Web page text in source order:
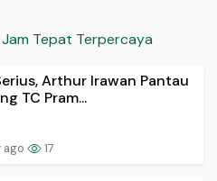
Tepat Terpercaya
Arthur Irawan Pantau
TC Pram...
ago 17